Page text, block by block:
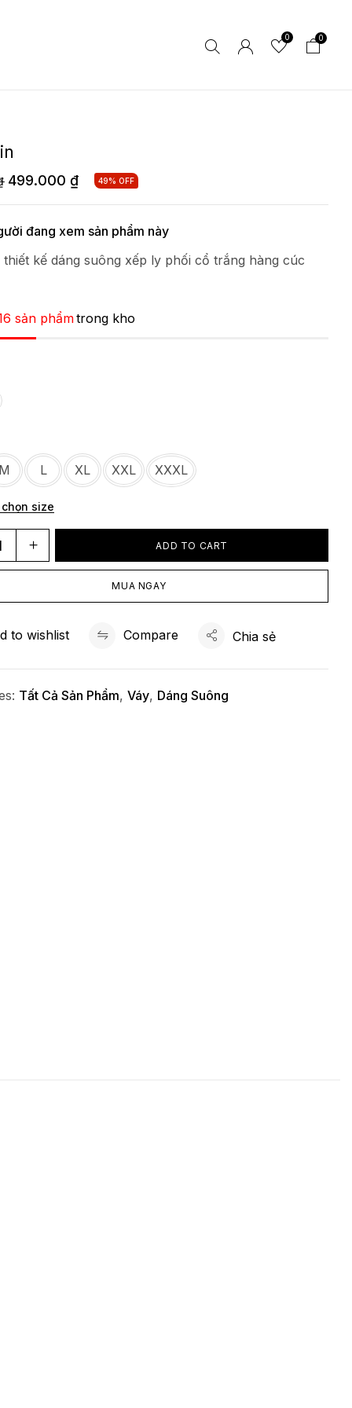
0 0
499.000₫ 49% OFF
đang xem sản phẩm này
thiết kế dáng suông xếp ly phối cổ trắng hàng cúc
sản phẩmtrong kho
L XL XXL XXXL
size
ADD TO CART
MUA NGAY
to wishlist Compare Chia sẻ
Tất Cả Sản Phẩm,Váy, Dáng Suông